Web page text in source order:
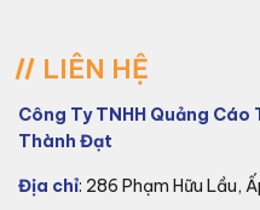
LIÊN HỆ
Công Ty TNHH Quảng Cáo
Thành Đạt
Địa chỉ: 286 Phạm Hữu Lầu,